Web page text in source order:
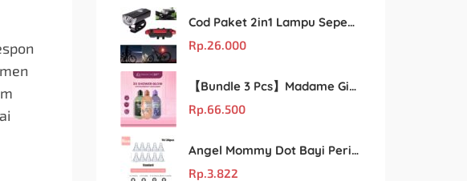
Cod Paket 2in1 Lampu Sepeda Led Light Depan Dan Belakang Rechargeable
Rp.26.000
【Bundle 3 Pcs】Madame Gie Shower Glow – Solusi Perawatan Kulit dalam Satu Paket!
Rp.66.500
Angel Mommy Dot Bayi Peristaltic S/M/L/X-Cut / Puting Lebar Buram 10pcs
Rp.3.822